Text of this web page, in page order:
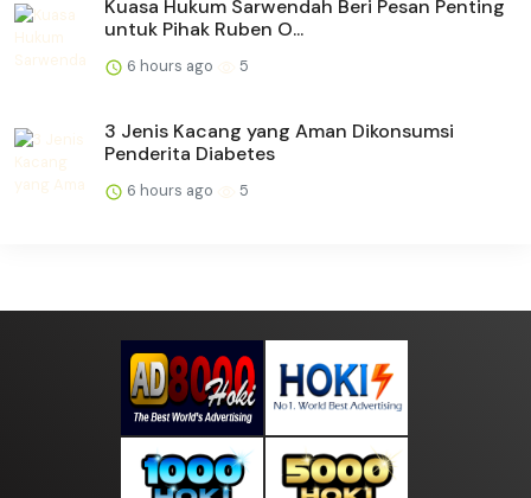
Kuasa Hukum Sarwendah Beri Pesan Penting
untuk Pihak Ruben O...
6 hours ago 5
3 Jenis Kacang yang Aman Dikonsumsi
Penderita Diabetes
6 hours ago 5